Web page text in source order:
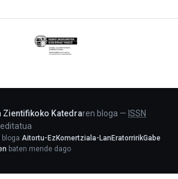
Eusko
Jaurlaritza
Zientifikoko Katedraren bloga — ISSN
bloga Aitortu-EzKomertziala-LanEratorririkGabe
baten mende dago